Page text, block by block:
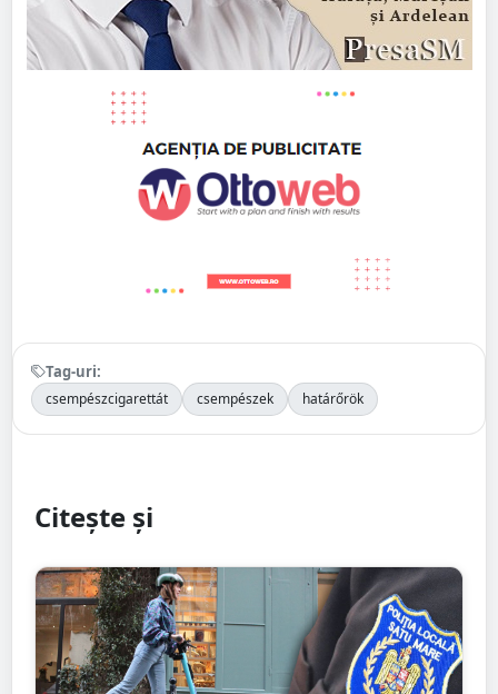
Tag-uri:
csempészcigarettát csempészek határőrök
Citește și